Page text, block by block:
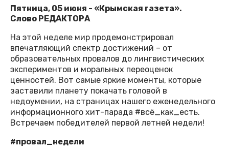
Пятница, 05 июня - «Крымская газета».
Слово РЕДАКТОРА
На этой неделе мир продемонстрировал
впечатляющий спектр достижений – от
образовательных провалов до лингвистических
экспериментов и моральных переоценок
ценностей. Вот самые яркие моменты, которые
заставили планету покачать головой в
недоумении, на страницах нашего еженедельного
информационного хит-парада #всё_как_есть.
Встречаем победителей первой летней недели!
#провал_недели